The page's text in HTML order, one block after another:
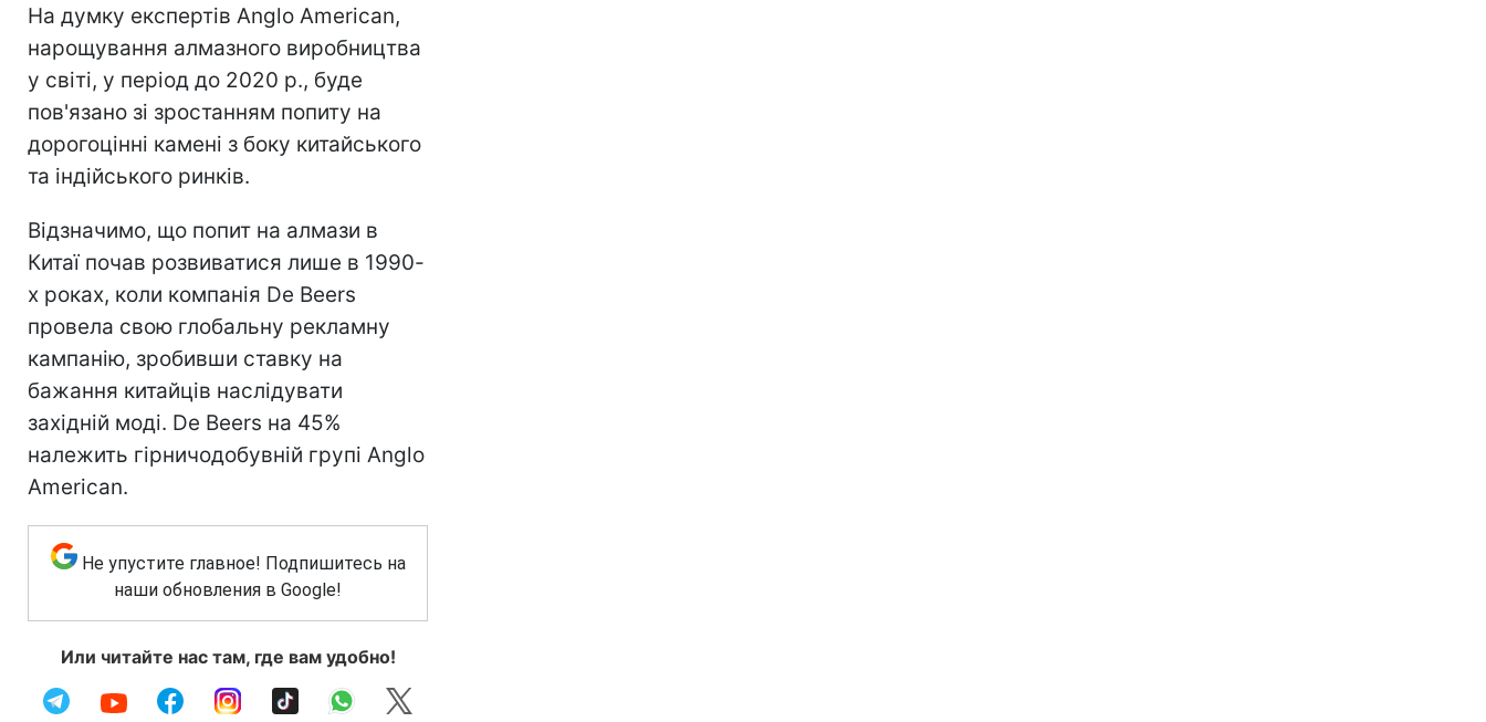
На думку експертів Anglo American,
нарощування алмазного виробництва
у світі, у період до 2020 р., буде
пов'язано зі зростанням попиту на
дорогоцінні камені з боку китайського
та індійського ринків.
Відзначимо, що попит на алмази в
Китаї почав розвиватися лише в 1990-
х роках, коли компанія De Beers
провела свою глобальну рекламну
кампанію, зробивши ставку на
бажання китайців наслідувати
західній моді. De Beers на 45%
належить гірничодобувній групі Anglo
American.
Не упустите главное! Подпишитесь на
наши обновления в Google!
Или читайте нас там, где вам удобно!